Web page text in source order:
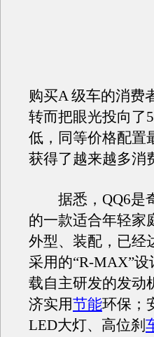
购买A 级车的消费
转而把眼光投向了
低，同等价格配置
获得了越来越多消
据悉，QQ6是奇
的一款适合年轻家
外型、装配，已经
采用的“R-MAX”
载自主研发的发动
济实用节能环保；
LED大灯、高位刹